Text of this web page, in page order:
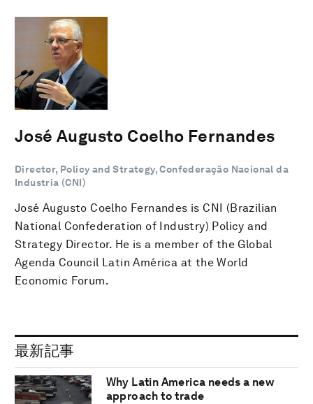
José Augusto Coelho Fernandes
Director, Policy and Strategy, Confederação Nacional da
Industria (CNI)
José Augusto Coelho Fernandes is CNI (Brazilian
National Confederation of Industry) Policy and
Strategy Director. He is a member of the Global
Agenda Council Latin América at the World
Economic Forum.
最新記事
Why Latin America needs a new
approach to trade